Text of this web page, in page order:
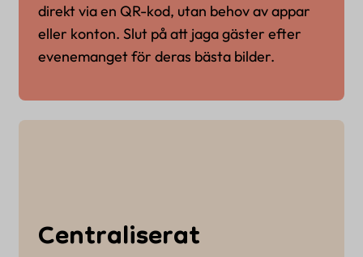
direkt via en QR-kod, utan behov av appar
eller konton. Slut på att jaga gäster efter
evenemanget för deras bästa bilder.
Centraliserat